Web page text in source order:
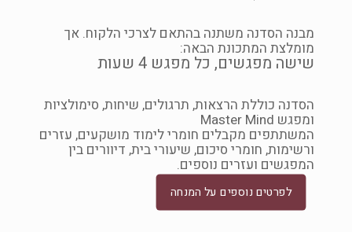
מבנה הסדנה משתנה בהתאם לצרכי הלקוח. אך
מומלצת המתכונת הבאה:
שישה מפגשים, כל מפגש 4 שעות
הסדנה כוללת הרצאות, תרגולים, שיחות, סימולציות
ומפגש Master Mind
המשתתפים מקבלים חומרי לימוד מושקעים, עזרים
ורשימות, חומרי סיכום, שיעורי בית, דיוורים בין
המפגשים ועזרים נוספים.
לפרטים נוספים על המנחה